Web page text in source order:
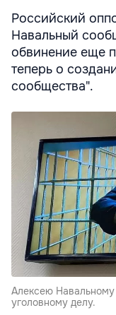
Российский
Навальный
обвинение еще
теперь о
сообщества".
Алексею
уголовному делу.